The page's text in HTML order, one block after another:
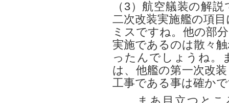
（3）航空艤装の解
二次改装実施艦の項
ミスですね。他の部
実施であるのは散々
ったんでしょうね。
は、他艦の第一次改
工事である事は確か